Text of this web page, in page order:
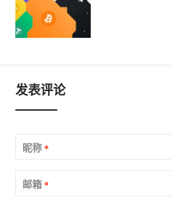
发表评论
昵称 *
邮箱 *